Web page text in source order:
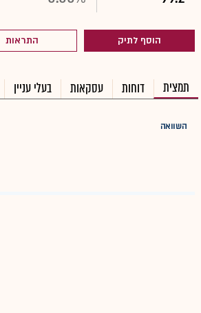
הוסף לתיק התראות
תמצית דוחות עסקאות בעלי עניין
השוואה